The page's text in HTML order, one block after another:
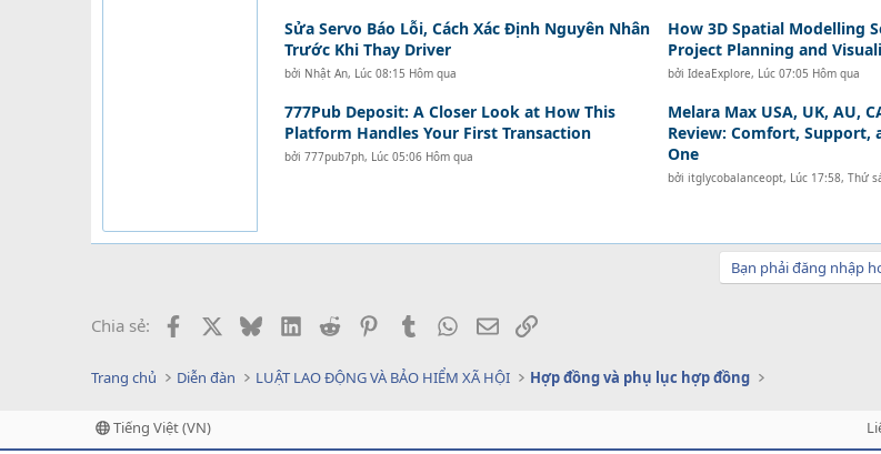
Sửa Servo Báo Lỗi, Cách Xác Định Nguyên Nhân
Trước Khi Thay Driver
bởi Nhật An, Lúc 08:15 Hôm qua
How 3D Spatial Modelling
Project Planning and
bởi IdeaExplore, Lúc 07:05 Hôm qua
777Pub Deposit: A Closer Look at How This
Platform Handles Your First Transaction
bởi 777pub7ph, Lúc 05:06 Hôm qua
Melara Max USA, UK, AU,
Review: Comfort, Support,
One
bởi itglycobalanceopt, Lúc 17:58, Thứ
Bạn phải đăng nhập
Chia sẻ: Facebook BlueskyLinkedIn
Reddit PinterestTumblr WhatsApp
EmailLink
Trang chủ Diễn đàn LUẬT LAO ĐỘNG VÀ BẢO HIỂM XÃ HỘI Hợp đồng và phụ lục hợp đồng
Tiếng Việt (VN)